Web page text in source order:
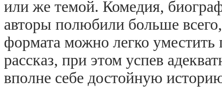
или же темой. Комедия,
авторы полюбили больше
формата можно легко
рассказ, при этом успев
вполне себе достойную